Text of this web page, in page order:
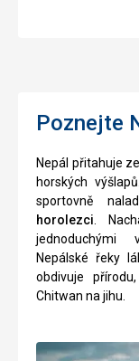
Poznejte
Nepál přitahuje
horských
sportovně
horolezci.
jednoduchými
Nepálské řeky
obdivuje
Chitwan na jihu.